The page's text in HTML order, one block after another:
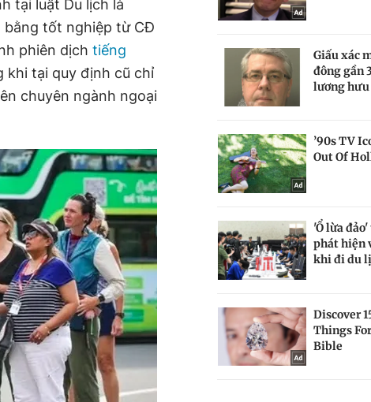
tại luật Du lịch là
bằng tốt nghiệp từ CĐ
phiên dịch tiếng
khi tại quy định cũ chỉ
chuyên ngành ngoại